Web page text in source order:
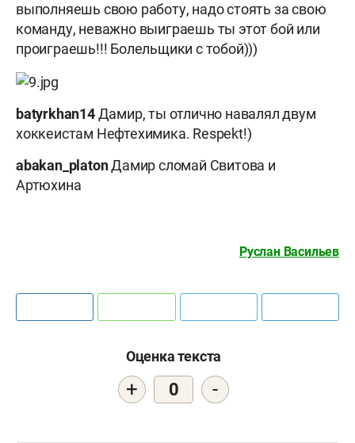
выполняешь свою работу, надо стоять за свою
команду, неважно выиграешь ты этот бой или
проиграешь!!! Болельщики с тобой)))
batyrkhan14Дамир, ты отлично навалял двум
хоккеистам Нефтехимика. Respekt!)
abakan_platonДамир сломай Свитова и
Артюхина
Руслан Васильев
Оценка текста
+ 0 -